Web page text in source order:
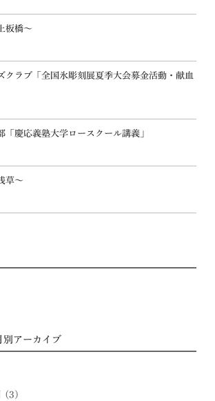
板橋～
クラブ「全国氷彫刻展夏季大会募金活動・献血
「慶応義塾大学ロースクール講義」
草～
別アーカイブ
(3)